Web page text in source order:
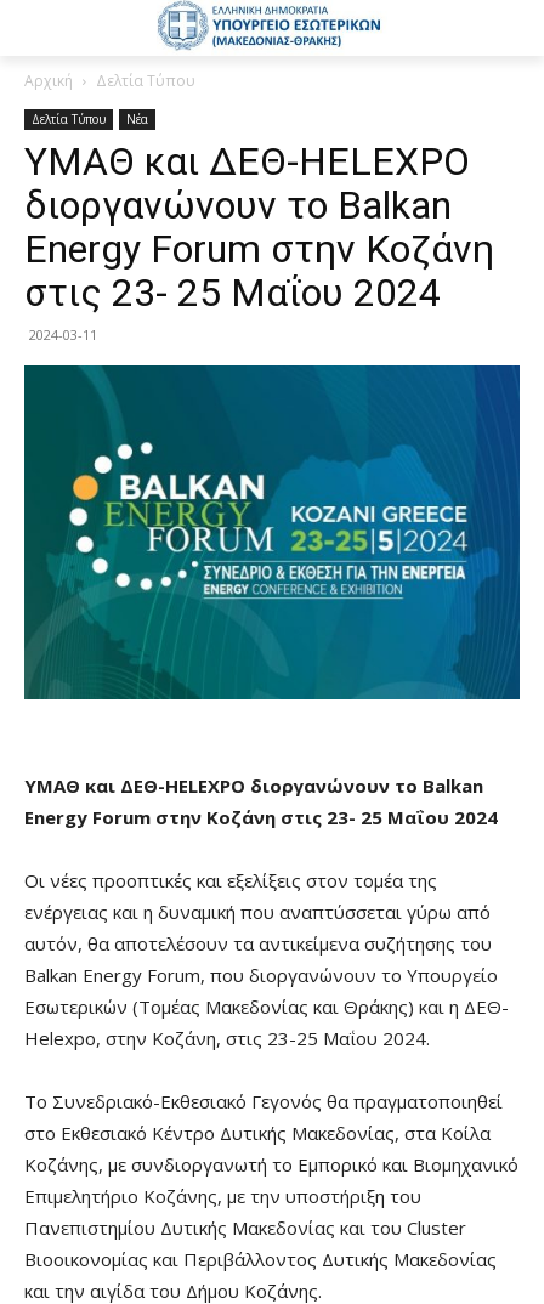
Αρχική Δελτία Τύπου
Δελτία Τύπου Νέα
ΥΜΑΘ και ΔΕΘ-HELEXPO
διοργανώνουν το Balkan
Energy Forum στην Κοζάνη
στις 23- 25 Μαΐου 2024
2024-03-11
ΥΜΑΘ και ΔΕΘ-HELEXPO διοργανώνουν το Balkan
Energy Forum στην Κοζάνη στις 23- 25 Μαΐου 2024
Οι νέες προοπτικές και εξελίξεις στον τομέα της
ενέργειας και η δυναμική που αναπτύσσεται γύρω από
αυτόν, θα αποτελέσουν τα αντικείμενα συζήτησης του
Balkan Energy Forum, που διοργανώνουν το Υπουργείο
Εσωτερικών (Τομέας Μακεδονίας και Θράκης) και η ΔΕΘ-
Helexpo, στην Κοζάνη, στις 23-25 Μαΐου 2024.
Το Συνεδριακό-Εκθεσιακό Γεγονός θα πραγματοποιηθεί
στο Εκθεσιακό Κέντρο Δυτικής Μακεδονίας, στα Κοίλα
Κοζάνης, με συνδιοργανωτή το Εμπορικό και Βιομηχανικό
Επιμελητήριο Κοζάνης, με την υποστήριξη του
Πανεπιστημίου Δυτικής Μακεδονίας και του Cluster
Βιοοικονομίας και Περιβάλλοντος Δυτικής Μακεδονίας
και την αιγίδα του Δήμου Κοζάνης.